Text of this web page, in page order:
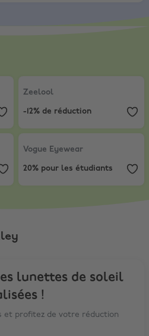
MetaZeelool
Zeelool
-12% de réduction
Ray-Ban & Oakley Meta
Vogue Eyewear
20% pour les
Vogue Eyewear
20% pour les étudiants
lunettes de soleil
!
et profitez de votre réduction